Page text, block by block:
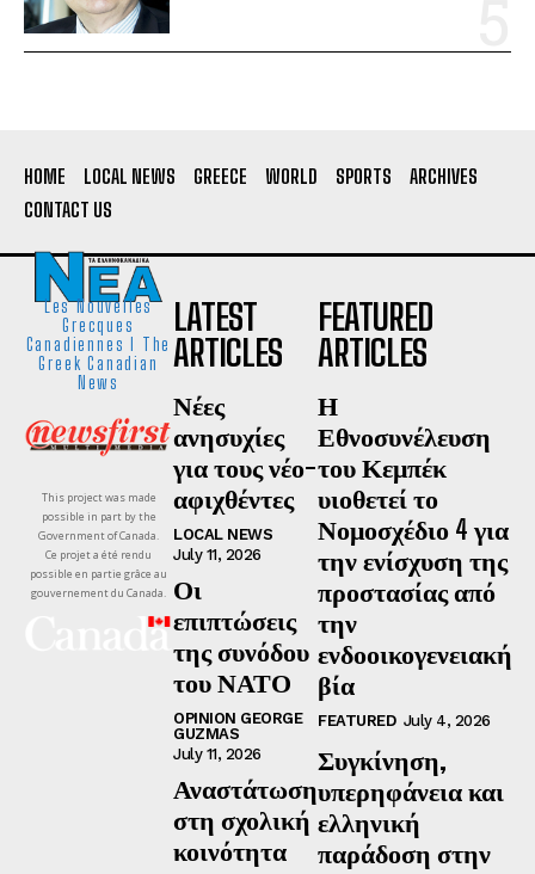
HOME LOCAL NEWS GREECE WORLD SPORTS
ARCHIVES
CONTACT US
Les Nouvelles
Grecques
Canadiennes I The
Greek Canadian
News
This project was made
possible in part by the
Government of Canada.
Ce projet a été rendu
possible en partie grâce au
gouvernement du Canada.
LATEST
ARTICLES
Νέες
ανησυχίες
για τους νέο-
αφιχθέντες
LOCAL NEWS
July 11, 2026
Οι
επιπτώσεις
της συνόδου
του ΝΑΤΟ
OPINION GEORGE
GUZMAS
July 11, 2026
Αναστάτωση
στη σχολική
κοινότητα
FEATURED
ARTICLES
Η
Εθνοσυνέλευση
του Κεμπέκ
υιοθετεί το
Νομοσχέδιο 4 για
την ενίσχυση της
προστασίας από
την
ενδοοικογενειακή
βία
FEATURED July 4, 2026
Συγκίνηση,
υπερηφάνεια και
ελληνική
παράδοση στην